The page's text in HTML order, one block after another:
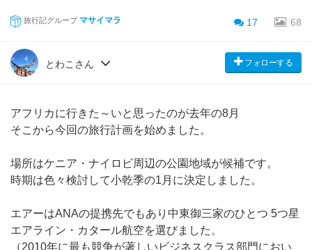
旅行記グループ マサイマラ 17 68
とわこさん フォローする
アフリカに行きた～いと思ったのが去年の8月
そこから今回の旅行計画を始めました。
場所はケニア・ナイロビ周辺の公園地域が候補です。
時期は色々検討して小乾季の1月に決定しました。
エアーはANAの提携先でもあり中東御三家のひとつ 5つ星
エアライン・カタール航空を選びました。
（2010年に最も競争が著しいビジネスクラス部門におい